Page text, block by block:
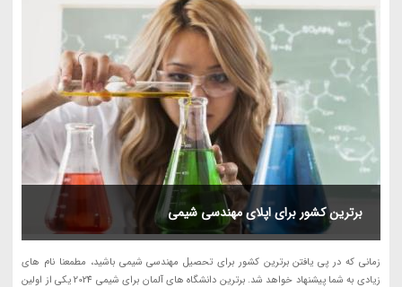
برترین کشور برای اپلای مهندسی شیمی
زمانی که در پی یافتن برترین کشور برای تحصیل مهندسی شیمی باشید، مطمعنا نام های
زیادی به شما پیشنهاد خواهد شد. برترین دانشگاه های آلمان برای شیمی 2024 یکی از اولین